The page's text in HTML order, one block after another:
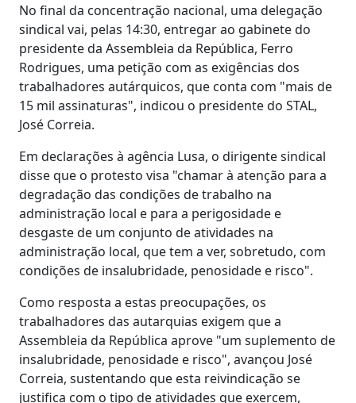
No final da concentração nacional, uma delegação
sindical vai, pelas 14:30, entregar ao gabinete do
presidente da Assembleia da República, Ferro
Rodrigues, uma petição com as exigências dos
trabalhadores autárquicos, que conta com "mais de
15 mil assinaturas", indicou o presidente do STAL,
José Correia.
Em declarações à agência Lusa, o dirigente sindical
disse que o protesto visa "chamar à atenção para a
degradação das condições de trabalho na
administração local e para a perigosidade e
desgaste de um conjunto de atividades na
administração local, que tem a ver, sobretudo, com
condições de insalubridade, penosidade e risco".
Como resposta a estas preocupações, os
trabalhadores das autarquias exigem que a
Assembleia da República aprove "um suplemento de
insalubridade, penosidade e risco", avançou José
Correia, sustentando que esta reivindicação se
justifica com o tipo de atividades que exercem,